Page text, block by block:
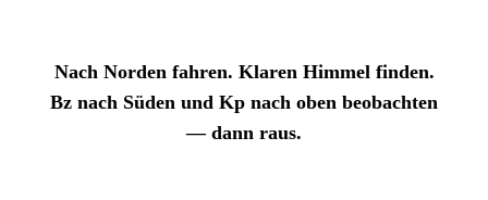
Nach Norden fahren. Klaren Himmel finden.
Bz nach Süden und Kp nach oben beobachten
— dann raus.